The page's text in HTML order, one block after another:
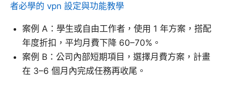
者必學的 vpn 設定與功能教學
案例 A：學生或自由工作者，使用 1 年方案，搭配
年度折扣，平均月費下降 60–70%。
案例 B：公司內部短期項目，選擇月費方案，計畫
在 3–6 個月內完成任務再收尾。